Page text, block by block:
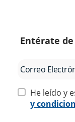
Entérate
He leído y
y